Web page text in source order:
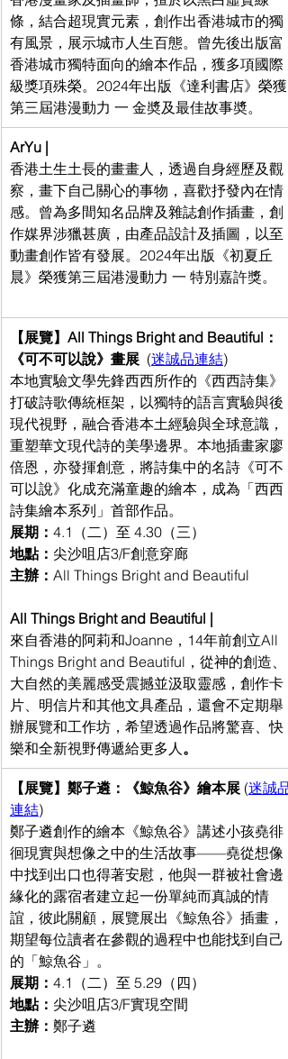
條，結合超現實元素，創作出香港城市的獨
有風景，展示城市人生百態。曾先後出版富
香港城市獨特面向的繪本作品，獲多項國際
級獎項殊榮。2024年出版《達利書店》榮獲
第三屆港漫動力 一 金奬及最佳故事奬。
ArYu |
香港土生土長的畫畫人，透過自身經歷及觀
察，畫下自己關心的事物，喜歡抒發內在情
感。曾為多間知名品牌及雜誌創作插畫，創
作媒界涉獵甚廣，由產品設計及插圖，以至
動畫創作皆有發展。2024年出版《初夏丘
晨》榮獲第三屆港漫動力 一 特別嘉許獎。
【展覽】All Things Bright and Beautiful：
《可不可以說》畫展 (迷誠品連結)
本地實驗文學先鋒西西所作的《西西詩集》
打破詩歌傳統框架，以獨特的語言實驗與後
現代視野，融合香港本土經驗與全球意識，
重塑華文現代詩的美學邊界。本地插畫家廖
倍恩，亦發揮創意，將詩集中的名詩《可不
可以說》化成充滿童趣的繪本，成為 「西西
詩集繪本系列」首部作品。
展期： 4.1（二）至 4.30（三）
地點： 尖沙咀店3/F創意穿廊
主辦： All Things Bright and Beautiful
All Things Bright and Beautiful |
來自香港的阿莉和Joanne，14年前創立All
Things Bright and Beautiful，從神的創造、
大自然的美麗感受震撼並汲取靈感，創作卡
片、明信片和其他文具產品，還會不定期舉
辦展覽和工作坊，希望透過作品將驚喜、快
樂和全新視野傳遞給更多人。
【展覽】鄭子遴：《鯨魚谷》繪本展 (迷誠品
連結)
鄭子遴創作的繪本《鯨魚谷》講述小孩堯徘
徊現實與想像之中的生活故事——堯從想像
中找到出口也得著安慰，他與一群被社會邊
緣化的露宿者建立起一份單純而真誠的情
誼，彼此關顧，展覽展出《鯨魚谷》插畫，
期望每位讀者在參觀的過程中也能找到自己
的「鯨魚谷」。
展期： 4.1（二）至 5.29（四）
地點： 尖沙咀店3/F實現空間
主辦： 鄭子遴